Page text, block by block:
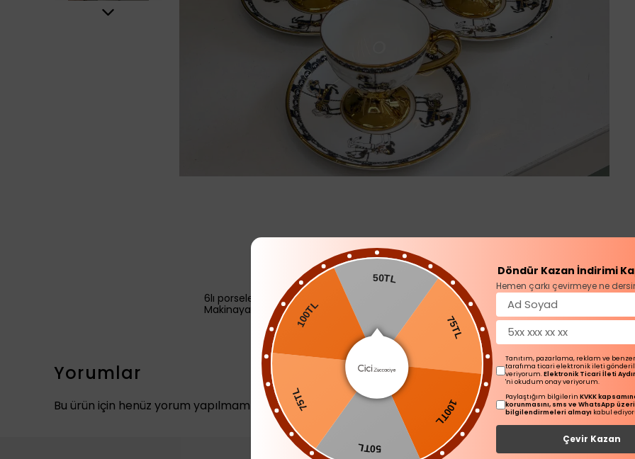
6lı porselen Türk kahvesi fincanı
Makinaya uygundur
Yorumlar
Bu ürün için henüz yorum yapılmamış.
50TL
75TL
100TL
50TL
75TL
100TL
Döndür Kazan İndirimi
Hemen çarkı çevirmeye ne
Tanıtım, pazarlama, reklam ve
tarafıma ticari elektronik ileti
veriyorum.Elektronik Ticari İleti
'ni okudum onay veriyorum.
Paylaştığım bilgilerin KVKK
korunmasını, sms ve WhatsApp
bilgilendirmeleri almayı kabul
Çevir Kazan